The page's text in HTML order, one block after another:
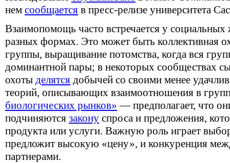
нем сообщается в пресс-релизе университета
Взаимопомощь часто встречается у
разных формах. Это может быть коллективная
группы, выращивание потомства, когда вся
доминантной пары; в некоторых сообществах
охоты делятся добычей со своими менее
теорий, описывающих взаимоотношения в
биологических рынков» — предполагает, что
подчиняются закону спроса и предложения,
продукта или услуги. Важную роль играет
предложит высокую «цену», и конкуренция
партнерами.